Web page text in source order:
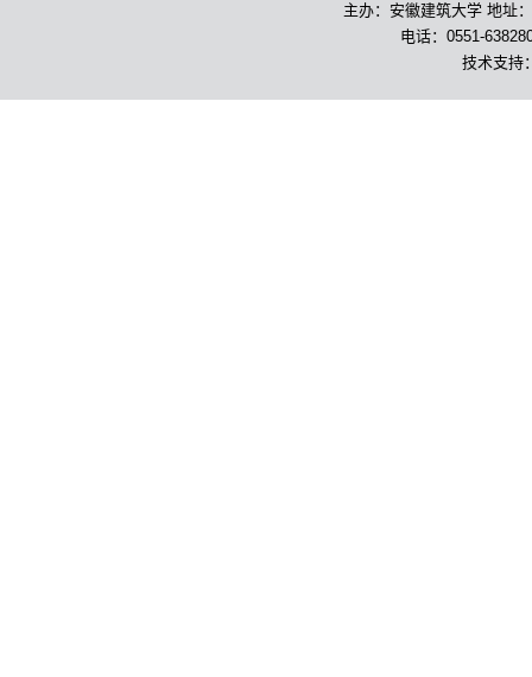
主办：安徽建筑大学 地址
电话：0551-
技术支持